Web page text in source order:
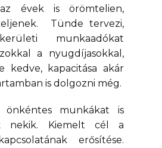
évek is örömtelien,
Tünde tervezi,
munkaadókat
a nyugdíjasokkal,
kedve, kapacitása akár
is dolgozni még.
önkéntes munkákat is
nekik. Kiemelt cél a
erősítése.